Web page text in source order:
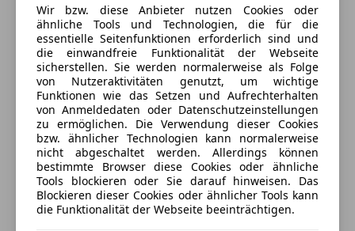
Müdigkeitswarnsystem
Reifendruckkontrollsystem
Servolenkung
Traktionskontrolle
Voll-LED Scheinwerfer
Zentralverriegelung
Extras
Alufelgen
Ambientebeleuchtung
E10-geeignet
*USB-Anschluss
*Armlehne
Lederausstattung
*Sitzheizung
TOP-Sportsitze
*Sportfahrwerk
*Isofix
*Umklappbare SItze
LED-Scheinwerfer
*LED Tagfahrlicht
*Licht und Sicht Paket
Versicherungsschutz an Ihre Bedürfnisse
anpassen
Freischaden-Gutschein ab Stufe 0
Auto einfach online versichern & Rabatt holen
Jetzt berechnen
Wir bzw. diese Anbieter nutzen Cookies oder
ähnliche Tools und Technologien, die für die
essentielle Seitenfunktionen erforderlich sind und
die einwandfreie Funktionalität der Webseite
sicherstellen. Sie werden normalerweise als Folge
von Nutzeraktivitäten genutzt, um wichtige
Funktionen wie das Setzen und Aufrechterhalten
von Anmeldedaten oder Datenschutzeinstellungen
zu ermöglichen. Die Verwendung dieser Cookies
bzw. ähnlicher Technologien kann normalerweise
nicht abgeschaltet werden. Allerdings können
bestimmte Browser diese Cookies oder ähnliche
Tools blockieren oder Sie darauf hinweisen. Das
Blockieren dieser Cookies oder ähnlicher Tools kann
die Funktionalität der Webseite beeinträchtigen.